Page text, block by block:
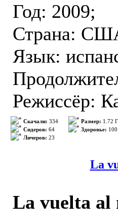
Описание:
Шутливые
Шерлоке
Ватсона
история.
Год: 2009;
Страна:
Язык:
Режиссёр:
Saldanha);
Жанр:
В
Легуизамо
(Denis
Скачали: 334
Сидеров: 64
Личеров: 23
Размер: 1.72
Здоровье: 100
La
La vuelta al